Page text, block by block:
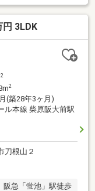
3LDK
2
2
(築28年3ヶ月)
ル本線 柴原阪大前駅
刀根山２
阪急「蛍池」駅徒歩